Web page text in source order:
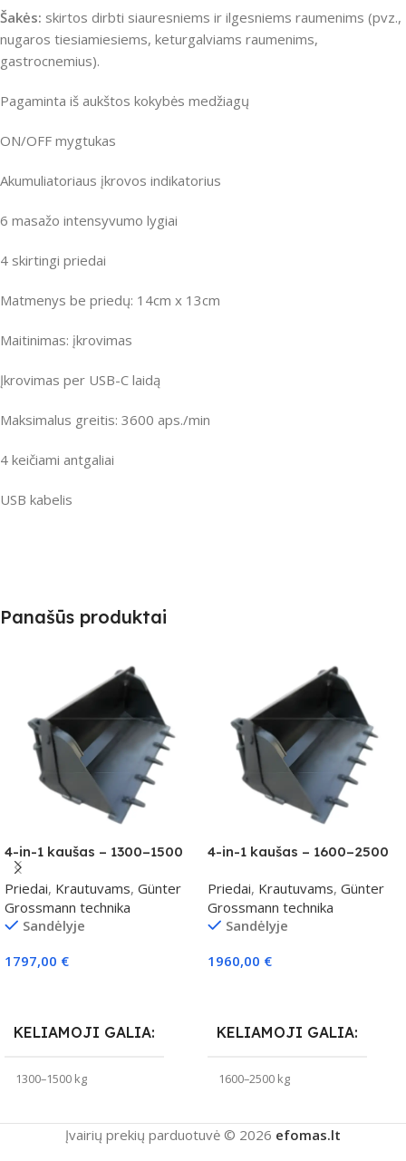
Šakės: skirtos dirbti siauresniems ir ilgesniems raumenims (pvz.,
nugaros tiesiamiesiems, keturgalviams raumenims,
gastrocnemius).
Pagaminta iš aukštos kokybės medžiagų
ON/OFF mygtukas
Akumuliatoriaus įkrovos indikatorius
6 masažo intensyvumo lygiai
4 skirtingi priedai
Matmenys be priedų: 14cm x 13cm
Maitinimas: įkrovimas
Įkrovimas per USB-C laidą
Maksimalus greitis: 3600 aps./min
4 keičiami antgaliai
USB kabelis
Panašūs produktai
4-in-1 kaušas – 1300–1500
kg klasei
Priedai, Krautuvams, Günter
Grossmann technika
Sandėlyje
1797,00 €
KELIAMOJI GALIA
1300–1500 kg
4-in-1 kaušas – 1600–2500
Priedai, Krautuvams, Günter
Grossmann technika
Sandėlyje
1960,00 €
KELIAMOJI GALIA
1600–2500 kg
Įvairių prekių parduotuvė © 2026 efomas.lt